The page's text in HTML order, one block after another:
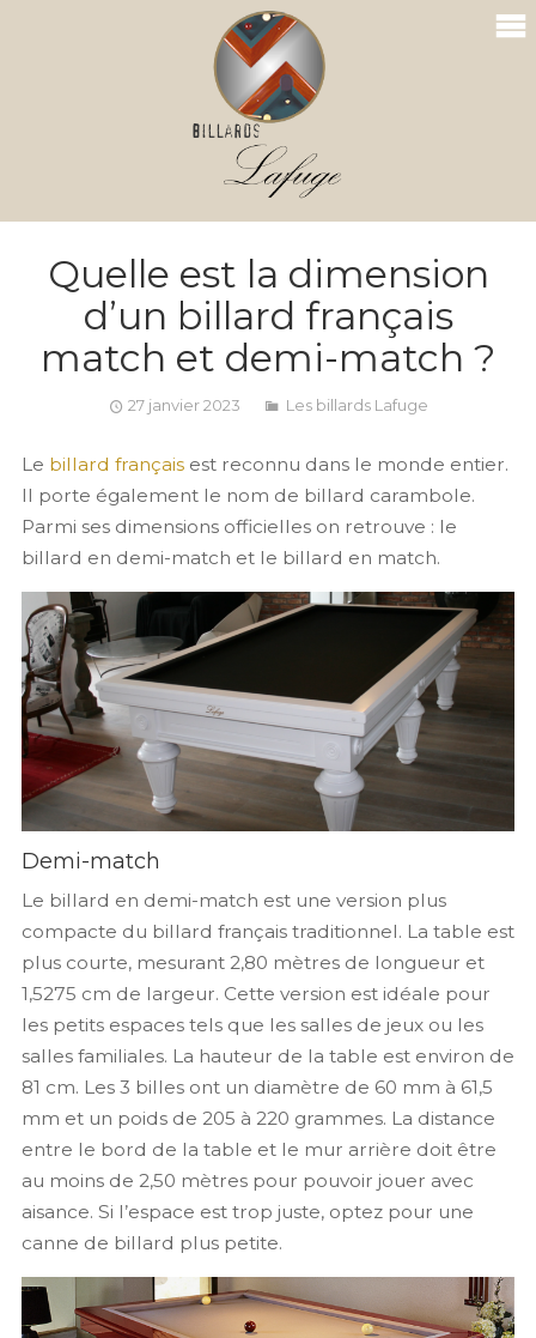
Quelle est la dimension
d’un billard français
match et demi-match ?
27 janvier 2023 Les billards Lafuge
Le billard françaisest reconnu dans le monde entier.
Il porte également le nom de billard carambole.
Parmi ses dimensions officielles on retrouve : le
billard en demi-match et le billard en match.
Demi-match
Le billard en demi-match est une version plus
compacte du billard français traditionnel. La table est
plus courte, mesurant 2,80 mètres de longueur et
1,5275 cm de largeur. Cette version est idéale pour
les petits espaces tels que les salles de jeux ou les
salles familiales. La hauteur de la table est environ de
81 cm. Les 3 billes ont un diamètre de 60 mm à 61,5
mm et un poids de 205 à 220 grammes. La distance
entre le bord de la table et le mur arrière doit être
au moins de 2,50 mètres pour pouvoir jouer avec
aisance. Si l’espace est trop juste, optez pour une
canne de billard plus petite.